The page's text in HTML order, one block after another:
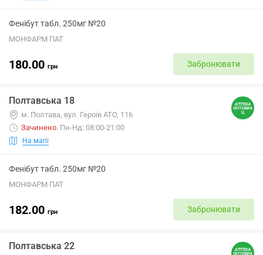
Фенібут табл. 250мг №20
МОНФАРМ ПАТ
180.00 грн Забронювати
Полтавська 18
м. Полтава, вул. Героїв АТО, 116
Зачинено. Пн-Нд: 08:00-21:00
На мапі
Фенібут табл. 250мг №20
МОНФАРМ ПАТ
182.00 грн Забронювати
Полтавська 22